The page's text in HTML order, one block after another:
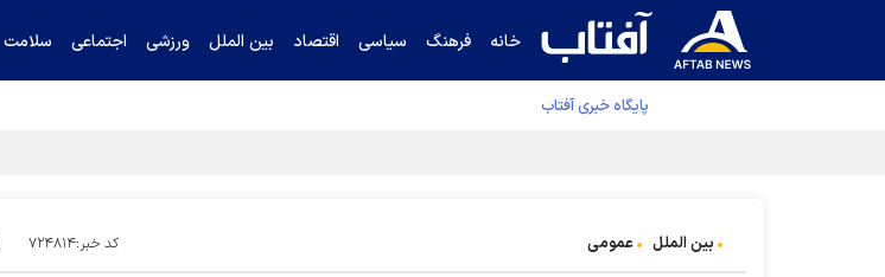
خانه فرهنگ سیاسی اقتصاد بین الملل ورزشی اجتماعی سلامت
پایگاه خبری آفتاب
بین الملل عمومی کد خبر:۷۲۴۸۱۴